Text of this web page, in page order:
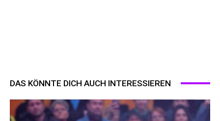
DAS KÖNNTE DICH AUCH INTERESSIEREN